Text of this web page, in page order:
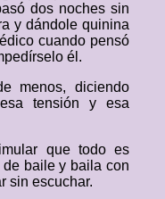
dos noches sin
y dándole quinina
cuando pensó
él.
menos, diciendo
tensión y esa
que todo es
baile y baila con
sin escuchar.